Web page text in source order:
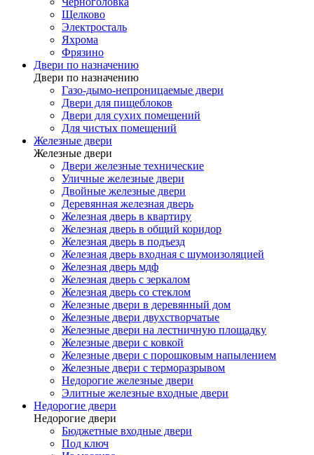
Щелково
Электросталь
Яхрома
Фрязино
Двери по назначению
Двери по назначению
Газо-дымо-непроницаемые двери
Двери для пищеблоков
Двери для сухих помещений
Для чистых помещений
Железные двери
Железные двери
Двери железные технические
Уличные железные двери
Двойные железные двери
Деревянная железная дверь
Железная дверь в квартиру
Железная дверь в общий коридор
Железная дверь в подъезд
Железная дверь входная с шумоизоляцией
Железная дверь мдф
Железная дверь с зеркалом
Железная дверь со стеклом
Железные двери в деревянный дом
Железные двери двухстворчатые
Железные двери на лестничную площадку
Железные двери с ковкой
Железные двери с порошковым напылением
Железные двери с терморазрывом
Недорогие железные двери
Элитные железные входные двери
Недорогие двери
Недорогие двери
Бюджетные входные двери
Под ключ